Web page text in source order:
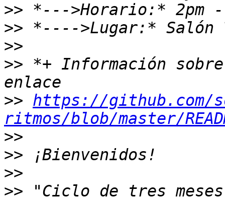
>>
>>
>>
>> *+ Información
>> https://github.com/
ritmos/blob/master/
>>
>>
>>
>> "Ciclo de tres